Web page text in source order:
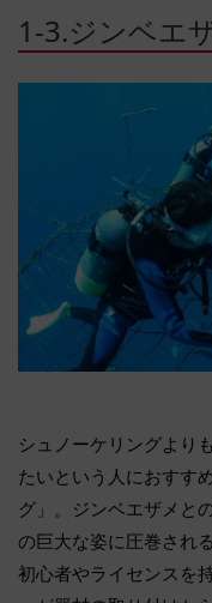
1-3.ジンベエ
シュノーケリングより
たいという人におすす
グ」。ジンベエザメと
の巨大な姿に圧巻され
初心者やライセンスを